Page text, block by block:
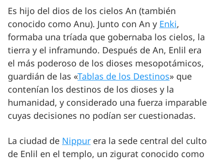
Es hijo del dios de los cielos An (también
conocido como Anu). Junto con An y Enki,
formaba una tríada que gobernaba los cielos, la
tierra y el inframundo. Después de An, Enlil era
el más poderoso de los dioses mesopotámicos,
guardián de las «Tablas de los Destinos» que
contenían los destinos de los dioses y la
humanidad, y considerado una fuerza imparable
cuyas decisiones no podían ser cuestionadas.
La ciudad de Nippur era la sede central del culto
de Enlil en el templo, un zigurat conocido como